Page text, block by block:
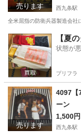
売ります 西九条駅
全米屈指の防衛兵器製造会社
大阪 大阪市 西九条
【夏
状態が
プリフラ
売ります
4097【
ーン
1,500円
西九条駅